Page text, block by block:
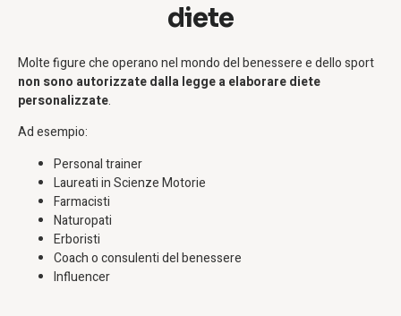
diete
Molte figure che operano nel mondo del benessere e dello sport
non sono autorizzate dalla legge a elaborare diete
personalizzate.
Ad esempio:
Personal trainer
Laureati in Scienze Motorie
Farmacisti
Naturopati
Erboristi
Coach o consulenti del benessere
Influencer